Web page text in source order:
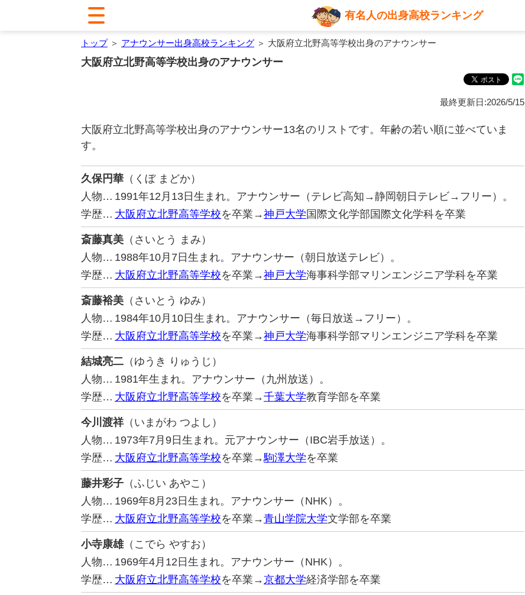
有名人の出身高校ランキング
トップ＞ アナウンサー出身高校ランキング ＞ 大阪府立北野高等学校出身のアナウンサー
大阪府立北野高等学校出身のアナウンサー
最終更新日:2026/5/15
大阪府立北野高等学校出身のアナウンサー13名のリストです。年齢の若い順に並べていま
す。
久保円華 （くぼ まどか）
人物… 1991年12月13日生まれ。アナウンサー（テレビ高知→静岡朝日テレビ→フリー）。
学歴… 大阪府立北野高等学校を卒業→神戸大学 国際文化学部国際文化学科を卒業
斎藤真美 （さいとう まみ）
人物… 1988年10月7日生まれ。アナウンサー（朝日放送テレビ）。
学歴… 大阪府立北野高等学校を卒業→神戸大学海事科学部マリンエンジニア学科を卒業
斎藤裕美 （さいとう ゆみ）
人物… 1984年10月10日生まれ。アナウンサー（毎日放送→フリー）。
学歴… 大阪府立北野高等学校を卒業→神戸大学海事科学部マリンエンジニア学科を卒業
結城亮二 （ゆうき りゅうじ）
人物… 1981年生まれ。アナウンサー（九州放送）。
学歴… 大阪府立北野高等学校を卒業→千葉大学教育学部を卒業
今川渡祥（いまがわ つよし）
人物… 1973年7月9日生まれ。元アナウンサー（IBC岩手放送）。
学歴… 大阪府立北野高等学校を卒業→駒澤大学を卒業
藤井彩子 （ふじい あやこ）
人物… 1969年8月23日生まれ。アナウンサー（NHK）。
学歴… 大阪府立北野高等学校を卒業→青山学院大学文学部を卒業
小寺康雄（こでら やすお）
人物… 1969年4月12日生まれ。アナウンサー（NHK）。
学歴… 大阪府立北野高等学校を卒業→京都大学経済学部を卒業